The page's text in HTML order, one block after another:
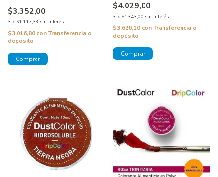
$3.352,00
3 x $1.117,33 sin interés
$3.016,80 conTransferencia o
depósito
$4.029,00
3 x $1.343,00 sin interés
$3.626,10 conTransferencia o
depósito